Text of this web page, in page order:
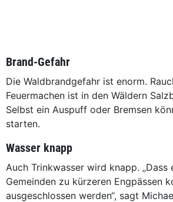
Brand-Gefahr
Die Waldbrandgefahr ist enorm.
Feuermachen ist in den Wäldern
Selbst ein Auspuff oder Bremsen
starten.
Wasser knapp
Auch Trinkwasser wird knapp. „Dass
Gemeinden zu kürzeren Engpässen
ausgeschlossen werden“, sagt